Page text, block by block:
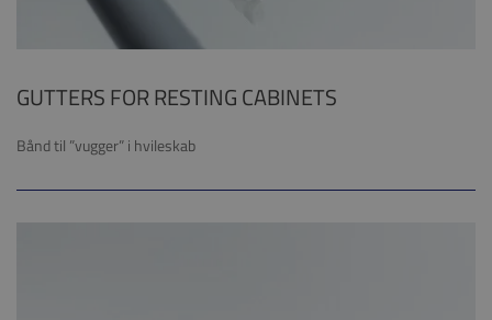
GUTTERS FOR RESTING CABINETS
Bånd til ”vugger” i hvileskab